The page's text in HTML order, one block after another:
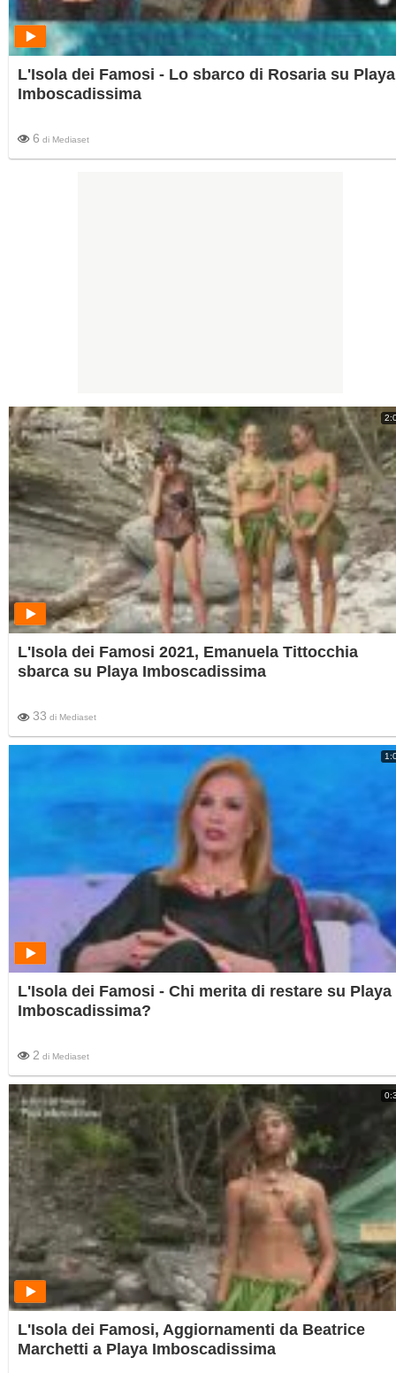
L'Isola dei Famosi - Lo sbarco di Rosaria su Playa
Imboscadissima
6 di Mediaset
L'Isola dei Famosi 2021, Emanuela Tittocchia
sbarca su Playa Imboscadissima
33 di Mediaset
L'Isola dei Famosi - Chi merita di restare su Playa
Imboscadissima?
2 di Mediaset
L'Isola dei Famosi, Aggiornamenti da Beatrice
Marchetti a Playa Imboscadissima